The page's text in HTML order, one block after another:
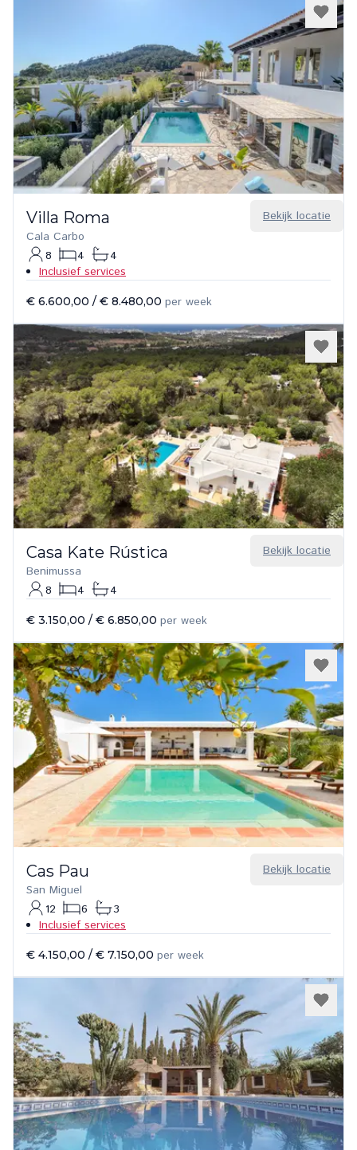
Bekijk locatie
Villa Roma
Cala Carbo
8
4
4
Inclusief services
€ 6.600,00 / € 8.480,00 per week
Bekijk locatie
Casa Kate Rústica
Benimussa
8
4 4
€ 3.150,00 / € 6.850,00 per week
Bekijk locatie
Cas Pau
San Miguel
12
6
3
Inclusief services
€ 4.150,00 / € 7.150,00 per week